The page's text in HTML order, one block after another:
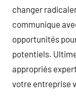
changer
communique
opportunités
potentiels.
appropriés
votre entreprise